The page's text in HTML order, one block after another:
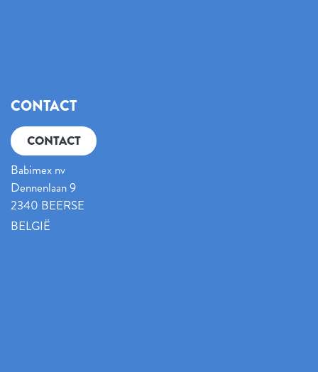
CONTACT
CONTACT
Babimex nv
Dennenlaan 9
2340 BEERSE
BELGIË